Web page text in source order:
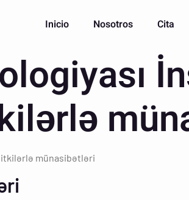
Inicio Nosotros Cita
itkilərlə münasibətləri